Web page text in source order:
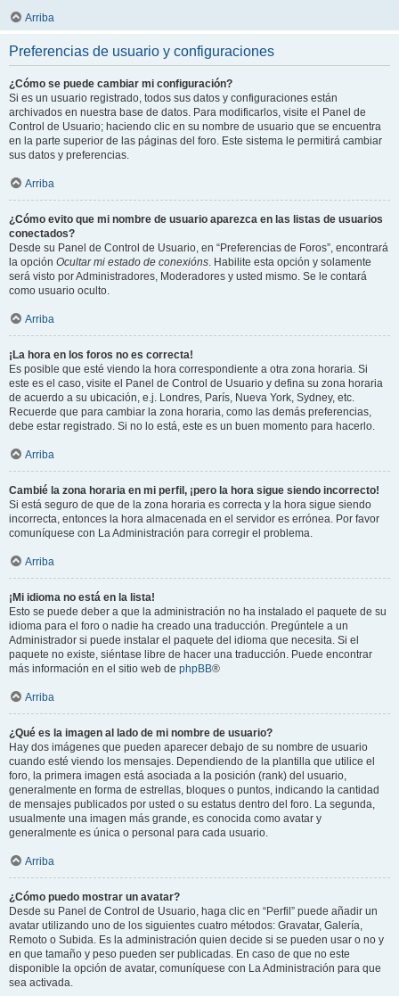
Arriba
Preferencias de usuario y configuraciones
¿Cómo se puede cambiar mi configuración?
Si es un usuario registrado, todos sus datos y configuraciones están
archivados en nuestra base de datos. Para modificarlos, visite el Panel de
Control de Usuario; haciendo clic en su nombre de usuario que se encuentra
en la parte superior de las páginas del foro. Este sistema le permitirá cambiar
sus datos y preferencias.
Arriba
¿Cómo evito que mi nombre de usuario aparezca en las listas de usuarios
conectados?
Desde su Panel de Control de Usuario, en “Preferencias de Foros”, encontrará
la opción Ocultar mi estado de conexións. Habilite esta opción y solamente
será visto por Administradores, Moderadores y usted mismo. Se le contará
como usuario oculto.
Arriba
¡La hora en los foros no es correcta!
Es posible que esté viendo la hora correspondiente a otra zona horaria. Si
este es el caso, visite el Panel de Control de Usuario y defina su zona horaria
de acuerdo a su ubicación, e.j. Londres, París, Nueva York, Sydney, etc.
Recuerde que para cambiar la zona horaria, como las demás preferencias,
debe estar registrado. Si no lo está, este es un buen momento para hacerlo.
Arriba
Cambié la zona horaria en mi perfil, ¡pero la hora sigue siendo incorrecto!
Si está seguro de que de la zona horaria es correcta y la hora sigue siendo
incorrecta, entonces la hora almacenada en el servidor es errónea. Por favor
comuníquese con La Administración para corregir el problema.
Arriba
¡Mi idioma no está en la lista!
Esto se puede deber a que la administración no ha instalado el paquete de su
idioma para el foro o nadie ha creado una traducción. Pregúntele a un
Administrador si puede instalar el paquete del idioma que necesita. Si el
paquete no existe, siéntase libre de hacer una traducción. Puede encontrar
más información en el sitio web de phpBB®
Arriba
¿Qué es la imagen al lado de mi nombre de usuario?
Hay dos imágenes que pueden aparecer debajo de su nombre de usuario
cuando esté viendo los mensajes. Dependiendo de la plantilla que utilice el
foro, la primera imagen está asociada a la posición (rank) del usuario,
generalmente en forma de estrellas, bloques o puntos, indicando la cantidad
de mensajes publicados por usted o su estatus dentro del foro. La segunda,
usualmente una imagen más grande, es conocida como avatar y
generalmente es única o personal para cada usuario.
Arriba
¿Cómo puedo mostrar un avatar?
Desde su Panel de Control de Usuario, haga clic en “Perfil” puede añadir un
avatar utilizando uno de los siguientes cuatro métodos: Gravatar, Galería,
Remoto o Subida. Es la administración quien decide si se pueden usar o no y
en que tamaño y peso pueden ser publicadas. En caso de que no este
disponible la opción de avatar, comuníquese con La Administración para que
sea activada.